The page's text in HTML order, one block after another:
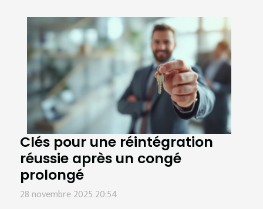
Clés pour une réintégration
réussie après un congé
prolongé
28 novembre 2025 20:54